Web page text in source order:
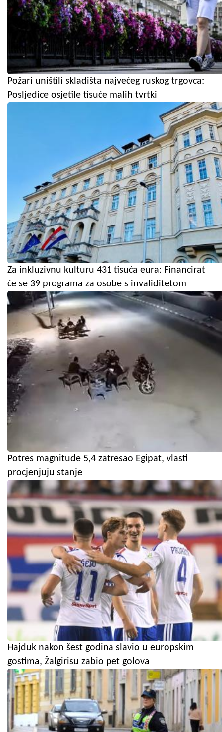
Požari uništili skladišta najvećeg ruskog trgovca:
Posljedice osjetile tisuće malih tvrtki
Za inkluzivnu kulturu 431 tisuća eura: Financirat
će se 39 programa za osobe s invaliditetom
Potres magnitude 5,4 zatresao Egipat, vlasti
procjenjuju stanje
Hajduk nakon šest godina slavio u europskim
gostima, Žalgirisu zabio pet golova